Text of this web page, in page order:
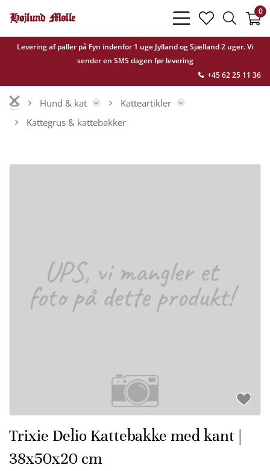
Levering af paller på Fyn indenfor 1 uge Jylland og Sjælland 2 uger. Vi
sender en SMS dagen før levering
+45 62 25 11 36
bars
light
heart
light
search
light
0
Hund & kat
Katteartikler
Kattegrus & kattebakker
Trixie Delio Kattebakke med kant |
38x50x20 cm